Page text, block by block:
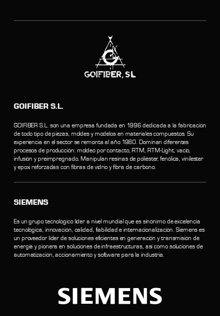
GOIFIBER S.L.
GOIFIBER S.L. son una empresa fundada en 1996 dedicada a la fabricación
de todo tipo de piezas, moldes y modelos en materiales compuestos. Su
experiencia en el sector se remonta al año 1980. Dominan diferentes
procesos de producción: moldeo por contacto, RTM, RTM-Light, vacío,
infusión y preimpregnado. Manipulan resinas de poliéster, fenólica, vinilester
y epoxi reforzadas con fibras de vidrio y fibra de carbono.
SIEMENS
Es un grupo tecnológico líder a nivel mundial que es sinónimo de excelencia
tecnológica, innovación, calidad, fiabilidad e internacionalización. Siemens es
un proveedor líder de soluciones eficientes en generación y transmisión de
energía y pionera en soluciones de infraestructuras, así como soluciones de
automatización, accionamiento y software para la industria.